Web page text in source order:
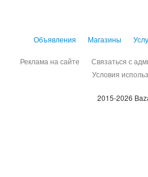
Объявления Магазины
Реклама на сайте Связаться с
Условия
2015-2026